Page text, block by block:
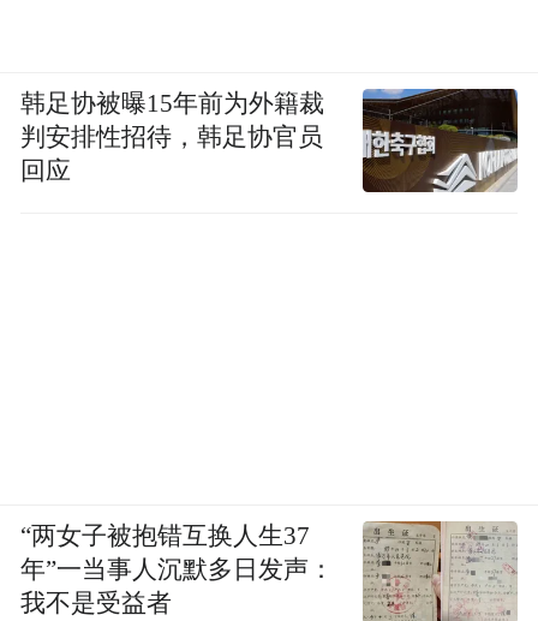
韩足协被曝15年前为外籍裁
判安排性招待，韩足协官员
回应
“两女子被抱错互换人生37
年”一当事人沉默多日发声：
我不是受益者